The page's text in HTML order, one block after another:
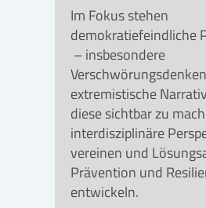
Im Fokus stehen
demokratiefeindliche
– insbesondere
extremistische
diese sichtbar zu
interdisziplinäre
vereinen und
Prävention und
entwickeln.